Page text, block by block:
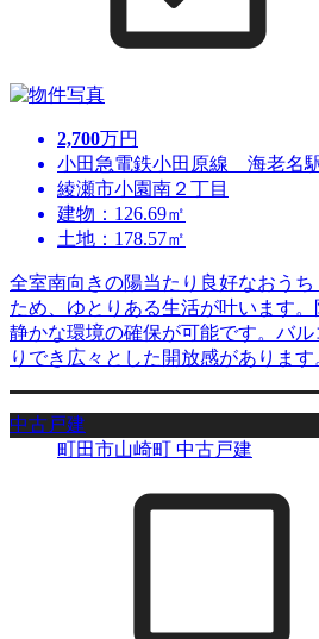
2,700万円
小田急電鉄小田原線 海老名
綾瀬市小園南２丁目
建物：126.69㎡
土地：178.57㎡
全室南向きの陽当たり良好なおう
ため、ゆとりある生活が叶います
静かな環境の確保が可能です。バ
りでき広々とした開放感があります
中古戸建
町田市山崎町 中古戸建